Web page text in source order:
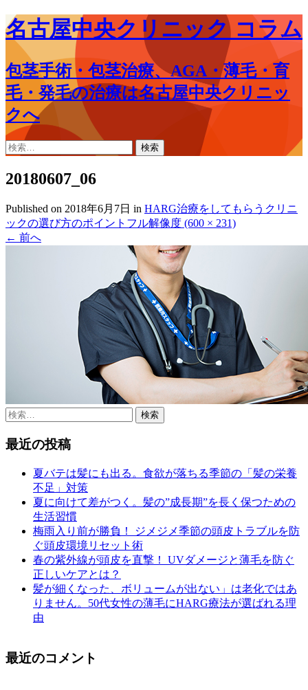
名古屋中央クリニック コラム
包茎手術・包茎治療、AGA・薄毛・育
毛・発毛の治療は名古屋中央クリニッ
クへ
コ
ン
テ
ツ
ス
キ
検
索:
20180607_06
Published on 2018年6月7日 in HARG治療をしてもらうクリニ
ックの選び方のポイント フル解像度 (600 × 231)
← 前へ
検
最近の投稿
夏バテは髪にも出る。食欲が落ちる季節の「髪の栄養
不足」対策
夏に向けて差がつく。髪の”成長期”を長く保つための
生活習慣
梅雨入り前が勝負！ ジメジメ季節の頭皮トラブルを防
ぐ頭皮環境リセット術
春の紫外線が頭皮を直撃！ UVダメージと薄毛を防ぐ
正しいケアとは？
髪が細くなった、ボリュームが出ない」は老化ではあ
りません。50代女性の薄毛にHARG療法が選ばれる理
由
最近のコメント